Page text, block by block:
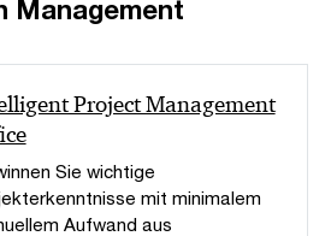
Management
Project Management
Sie wichtige
mit minimalem
Aufwand aus